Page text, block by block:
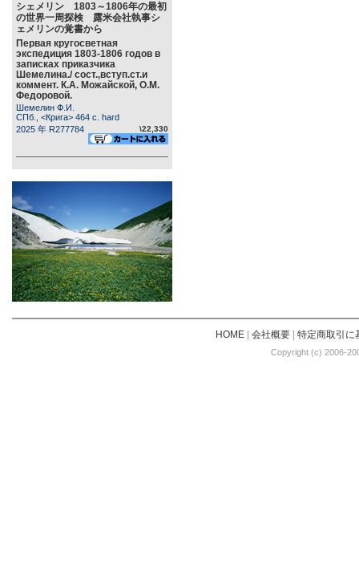
シェメリン 1803～1806年の最初
の世界一周探検 露米会社執事シ
ェメリンの覚書から
Первая кругосветная
экспедиция 1803-1806 годов в
записках приказчика
Шемелина./ сост.,вступ.ст.и
коммент. К.А. Можайской, О.М.
Федоровой.
Шемелин Ф.И.
СПб., <Крига> 464 c. hard
2025 年 R277784
\22,330
HOME| 会社概要| 特定商取引に
Copyright (c) 2006-